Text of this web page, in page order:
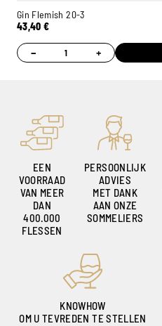
Gin Flemish 20-3
43,40€
− +
EEN
VOORRAAD
VAN MEER
DAN
400.000
FLESSEN
PERSOONLIJK
ADVIES
MET DANK
AAN ONZE
SOMMELIERS
KNOWHOW
OM U TEVREDEN TE STELLEN